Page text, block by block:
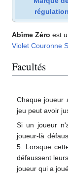
régulation
Abîme Zéro est
Violet Couronne
Facultés
Chaque joueur
jeu peut avoir
Si un joueur
joueur-là
5. Lorsque
défaussent
joueur qui a